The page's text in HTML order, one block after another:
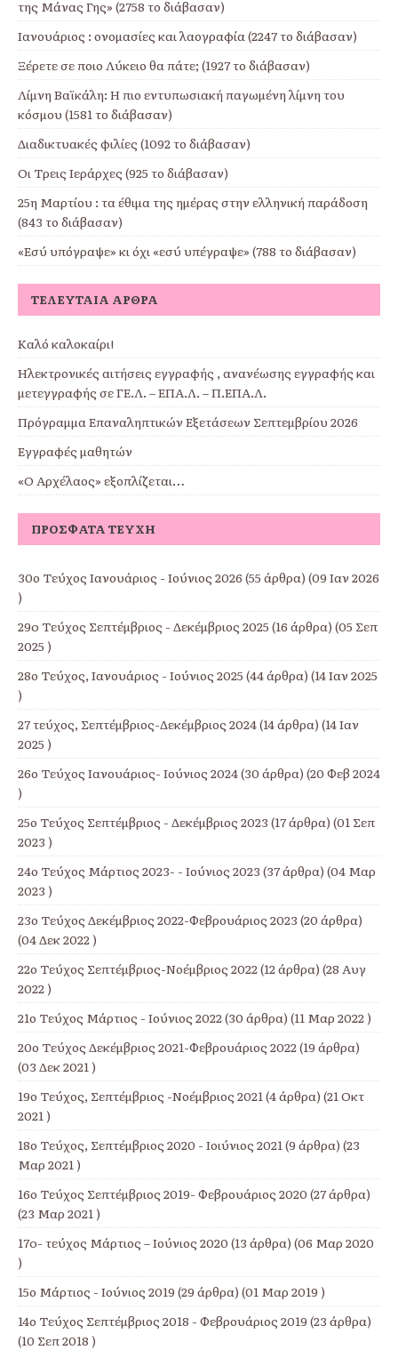
της Μάνας Γης» (2758 το διάβασαν)
Ιανουάριος : ονομασίες και λαογραφία (2247 το διάβασαν)
Ξέρετε σε ποιο Λύκειο θα πάτε; (1927 το διάβασαν)
Λίμνη Βαϊκάλη: Η πιο εντυπωσιακή παγωμένη λίμνη του
κόσμου (1581 το διάβασαν)
Διαδικτυακές φιλίες (1092 το διάβασαν)
Οι Τρεις Ιεράρχες (925 το διάβασαν)
25η Μαρτίου : τα έθιμα της ημέρας στην ελληνική παράδοση
(843 το διάβασαν)
«Εσύ υπόγραψε» κι όχι «εσύ υπέγραψε» (788 το διάβασαν)
ΤΕΛΕΥΤΑΊΑ ΆΡΘΡΑ
Καλό καλοκαίρι!
Ηλεκτρονικές αιτήσεις εγγραφής , ανανέωσης εγγραφής και
μετεγγραφής σε ΓΕ.Λ. – ΕΠΑ.Λ. – Π.ΕΠΑ.Λ.
Πρόγραμμα Επαναληπτικών Εξετάσεων Σεπτεμβρίου 2026
Εγγραφές μαθητών
«Ο Αρχέλαος» εξοπλίζεται…
ΠΡΌΣΦΑΤΑ ΤΕΎΧΗ
30ο Τεύχος Ιανουάριος - Ιούνιος 2026 (55 άρθρα) (09 Ιαν 2026
)
29o Τεύχος Σεπτέμβριος - Δεκέμβριος 2025 (16 άρθρα) (05 Σεπ
2025 )
28ο Τεύχος, Ιανουάριος - Ιούνιος 2025 (44 άρθρα) (14 Ιαν 2025
)
27 τεύχος, Σεπτέμβριος-Δεκέμβριος 2024(14 άρθρα) (14 Ιαν
2025 )
26ο Τεύχος Ιανουάριος- Ιούνιος 2024(30 άρθρα) (20 Φεβ 2024
)
25ο Τεύχος Σεπτέμβριος - Δεκέμβριος 2023 (17 άρθρα) (01 Σεπ
2023 )
24ο Τεύχος Μάρτιος 2023- - Ιούνιος 2023 (37 άρθρα) (04 Μαρ
2023 )
23ο Τεύχος Δεκέμβριος 2022-Φεβρουάριος 2023 (20 άρθρα)
(04 Δεκ 2022 )
22ο Τεύχος Σεπτέμβριος-Νοέμβριος 2022(12 άρθρα) (28 Αυγ
2022 )
21ο Τεύχος Μάρτιος - Ιούνιος 2022(30 άρθρα) (11 Μαρ 2022 )
20ο Τεύχος Δεκέμβριος 2021-Φεβρουάριος 2022(19 άρθρα)
(03 Δεκ 2021 )
19ο Τεύχος, Σεπτέμβριος -Νοέμβριος 2021 (4 άρθρα) (21 Οκτ
2021 )
18ο Τεύχος, Σεπτέμβριος 2020 - Ιοιύνιος 2021 (9 άρθρα) (23
Μαρ 2021 )
16ο Τεύχος Σεπτέμβριος 2019- Φεβρουάριος 2020 (27 άρθρα)
(23 Μαρ 2021 )
17o- τεύχος Μάρτιος – Ιούνιος 2020 (13 άρθρα) (06 Μαρ 2020
)
15ο Μάρτιος - Ιούνιος 2019 (29 άρθρα) (01 Μαρ 2019 )
14ο Τεύχος Σεπτέμβριος 2018 - Φεβρουάριος 2019 (23 άρθρα)
(10 Σεπ 2018 )